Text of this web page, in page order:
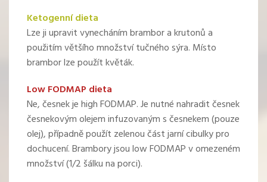
Ketogenní dieta
Lze ji upravit vynecháním brambor a krutonů a
použitím většího množství tučného sýra. Místo
brambor lze použít květák.
Low FODMAP dieta
Ne, česnek je high FODMAP. Je nutné nahradit česnek
česnekovým olejem infuzovaným s česnekem (pouze
olej), případně použít zelenou část jarní cibulky pro
dochucení. Brambory jsou low FODMAP v omezeném
množství (1/2 šálku na porci).